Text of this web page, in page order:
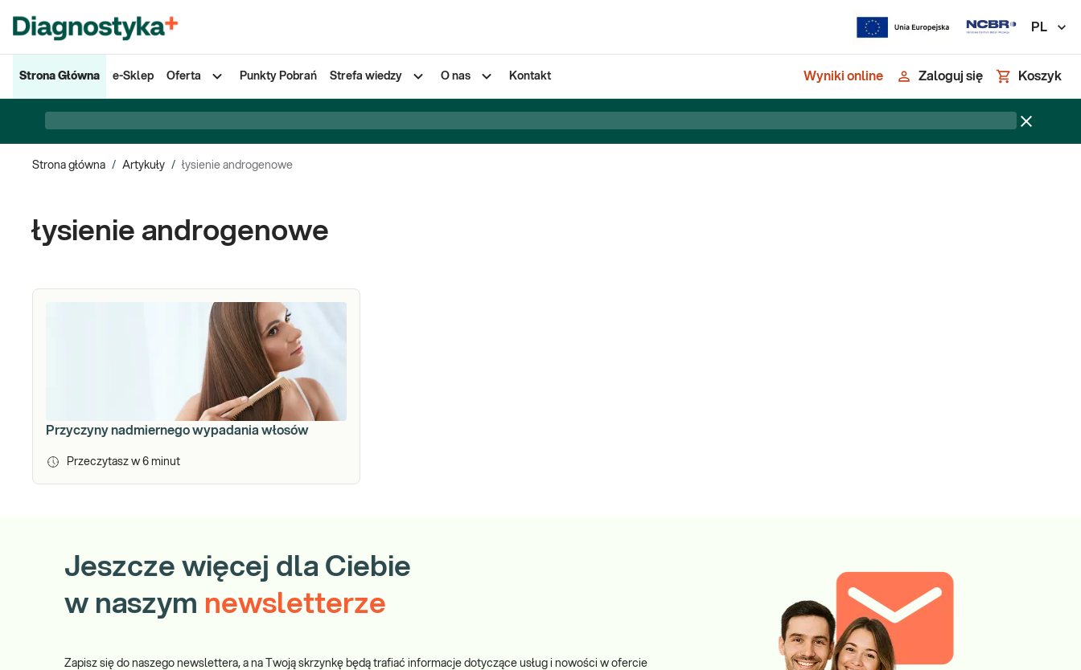
PL
Strona Główna e-Sklep Oferta Punkty Pobrań Strefa wiedzy O nas Kontakt Wyniki online Zaloguj się Koszyk
Strona główna / Artykuły / łysienie androgenowe
łysienie androgenowe
Przyczyny nadmiernego wypadania włosów
Przeczytasz w 6 minut
Jeszcze więcej dla Ciebie
w naszym newsletterze
Zapisz się do naszego newslettera, a na Twoją skrzynkę będą trafiać informacje dotyczące usług i nowości w ofercie